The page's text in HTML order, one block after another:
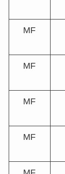
MF
MF
MF
MF